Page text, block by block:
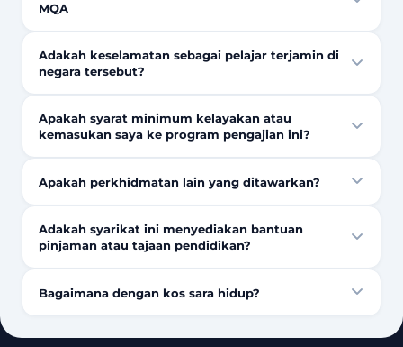
MQA
Adakah keselamatan sebagai pelajar terjamin di
negara tersebut?
Apakah syarat minimum kelayakan atau
kemasukan saya ke program pengajian ini?
Apakah perkhidmatan lain yang ditawarkan?
Adakah syarikat ini menyediakan bantuan
pinjaman atau tajaan pendidikan?
Bagaimana dengan kos sara hidup?